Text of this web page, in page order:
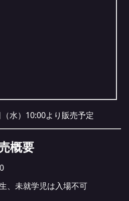
水）10:00より販売予定
概要
、未就学児は入場不可